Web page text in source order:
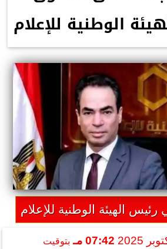
الوطنية للإعلام
الهيئة الوطنية للإعلام
07:42 مـ بتوقيت